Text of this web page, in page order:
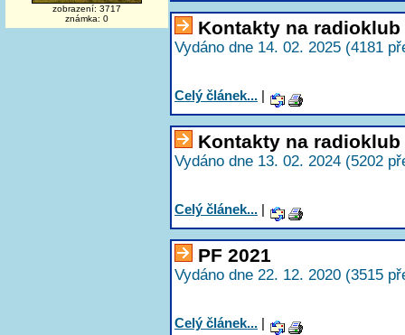
zobrazení: 3717
známka: 0
Kontakty na radioklub
Vydáno dne 14. 02. 2025 (4181
Celý článek... |
Kontakty na radioklub
Vydáno dne 13. 02. 2024 (5202
Celý článek... |
PF 2021
Vydáno dne 22. 12. 2020 (3515
Celý článek... |